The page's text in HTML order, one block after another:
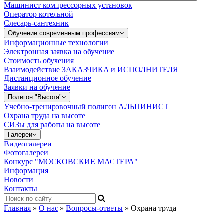
Машинист компрессорных установок
Оператор котельной
Слесарь-сантехник
Обучение современным профессиям
Информационные технологии
Электронная заявка на обучение
Стоимость обучения
Взаимодействие ЗАКАЗЧИКА и ИСПОЛНИТЕЛЯ
Дистанционное обучение
Заявки на обучение
Полигон "Высота"
Учебно-тренировочный полигон АЛЬПИНИСТ
Охрана труда на высоте
СИЗы для работы на высоте
Галереи
Видеогалереи
Фотогалереи
Конкурс "МОСКОВСКИЕ МАСТЕРА"
Информация
Новости
Контакты
Главная » О нас » Вопросы-ответы » Охрана труда